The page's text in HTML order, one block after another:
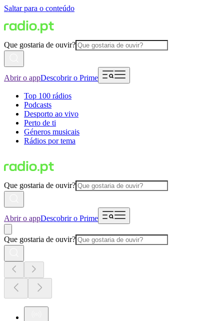
Saltar para o conteúdo
Que gostaria de ouvir?
Abrir o appDescobrir o Prime
Top 100 rádios
Podcasts
Desporto ao vivo
Perto de ti
Géneros musicais
Rádios por tema
Que gostaria de ouvir?
Abrir o appDescobrir o Prime
Que gostaria de ouvir?